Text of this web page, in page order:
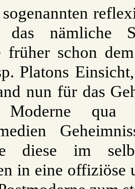
das nämliche
früher schon
Platons
nun für das
Moderne qua
diese im
in eine